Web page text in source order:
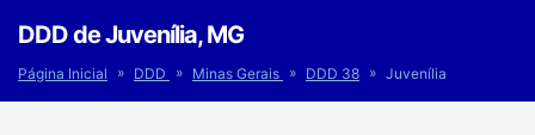
DDD de Juvenília, MG
Página Inicial » DDD » Minas Gerais » DDD 38 » Juvenília